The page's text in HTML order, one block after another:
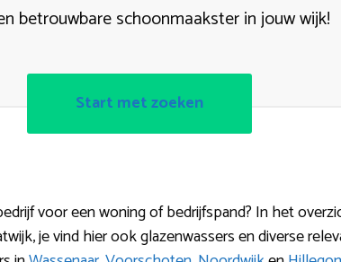
betrouwbare schoonmaakster in jouw wijk!
Start met zoeken
voor een woning of bedrijfspand? In het
je vind hier ook glazenwassers en diverse